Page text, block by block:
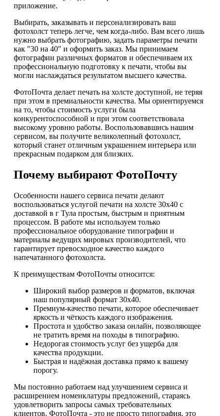
приложение.
Выбирать, заказывать и персонализировать ваш
фотохолст теперь легче, чем когда-либо. Вам всего лишь
нужно выбрать фотографию, задать параметры печати
как "30 на 40" и оформить заказ. Мы принимаем
фотографии различных форматов и обеспечиваем их
профессиональную подготовку к печати, чтобы вы
могли наслаждаться результатом высшего качества.
ФотоПочта делает печать на холсте доступной, не теряя
при этом в премиальности качества. Мы ориентируемся
на то, чтобы стоимость услуги была
конкурентоспособной и при этом соответствовала
высокому уровню работы. Воспользовавшись нашим
сервисом, вы получите великолепный фотохолст,
который станет отличным украшением интерьера или
прекрасным подарком для близких.
Почему выбирают ФотоПочту
Особенности нашего сервиса печати делают
воспользоваться услугой печати на холсте 30х40 с
доставкой в г Тула простым, быстрым и приятным
процессом. В работе мы используем только
профессиональное оборудование типографии и
материалы ведущих мировых производителей, что
гарантирует превосходное качество каждого
напечатанного фотохолста.
К преимуществам ФотоПочты относится:
Широкий выбор размеров и форматов, включая
наш популярный формат 30х40.
Премиум-качество печати, которое обеспечивает
яркость и чёткость каждого изображения.
Простота и удобство заказа онлайн, позволяющее
не тратить время на походы в типографию.
Недорогая стоимость услуг без ущерба для
качества продукции.
Быстрая и надёжная доставка прямо к вашему
порогу.
Мы постоянно работаем над улучшением сервиса и
расширением номенклатуры предложений, стараясь
удовлетворить запросы самых требовательных
клиентов. ФотоПочта - это не просто типография, это